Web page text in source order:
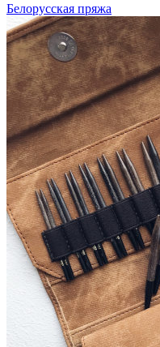
Белорусская пряжа